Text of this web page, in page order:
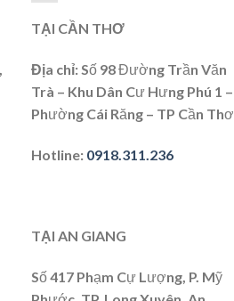
TẠI CẦN THƠ
Địa chỉ: Số 98 Đường Trần Văn
Trà – Khu Dân Cư Hưng Phú 1 –
Phường Cái Răng – TP Cần Thơ
Hotline: 0918.311.236
TẠI AN GIANG
Số 417 Phạm Cự Lượng, P. Mỹ